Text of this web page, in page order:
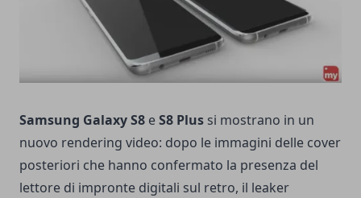
Samsung Galaxy S8 eS8 Plus si mostrano in un
nuovo rendering video: dopo le immagini delle cover
posteriori che hanno confermato la presenza del
lettore di impronte digitali sul retro, il leaker